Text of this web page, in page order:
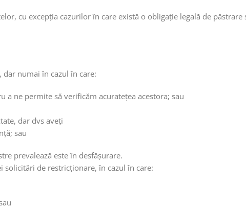
cu excepția cazurilor în care există o obligație legală de
numai în cazul în care:
a ne permite să verificăm acuratețea acestora; sau
dar dvs aveți
sau
prevalează este în desfășurare.
de restricționare, în cazul în care: